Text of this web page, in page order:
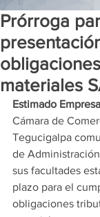
Prórroga
materiales
Estimado
Cámara de
Tegucigalpa
de
sus facultades
plazo para el
obligaciones